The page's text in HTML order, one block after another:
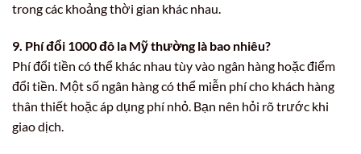
trong các khoảng thời gian khác nhau.
9. Phí đổi 1000 đô la Mỹ thường là bao nhiêu?
Phí đổi tiền có thể khác nhau tùy vào ngân hàng hoặc điểm
đổi tiền. Một số ngân hàng có thể miễn phí cho khách hàng
thân thiết hoặc áp dụng phí nhỏ. Bạn nên hỏi rõ trước khi
giao dịch.